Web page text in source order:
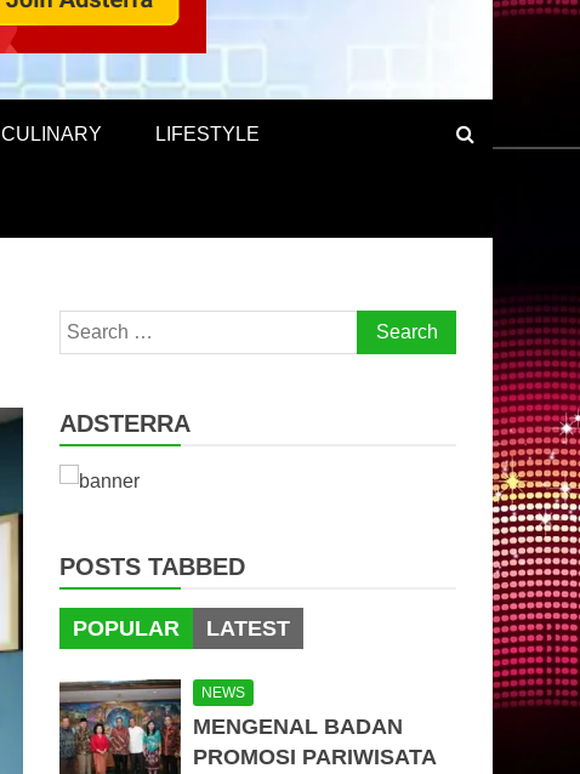
CULINARY LIFESTYLE
Search
for:
ADSTERRA
POSTS TABBED
POPULAR LATEST
NEWS
MENGENAL BADAN
PROMOSI PARIWISATA